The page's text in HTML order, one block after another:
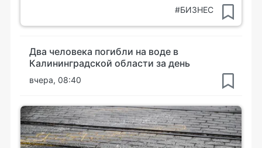
#БИЗНЕС
Два человека погибли на воде в
Калининградской области за день
вчера, 08:40